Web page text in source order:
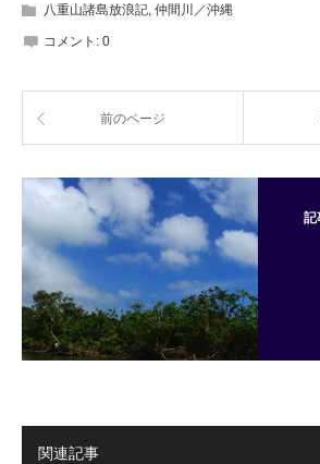
八重山諸島放浪記, 仲間川／沖縄
コメント: 0
前のページ
記
関連記事